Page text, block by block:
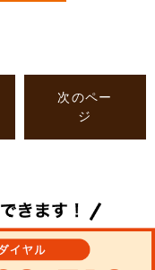
次のペー
ジ